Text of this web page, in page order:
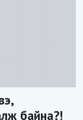
байна?!